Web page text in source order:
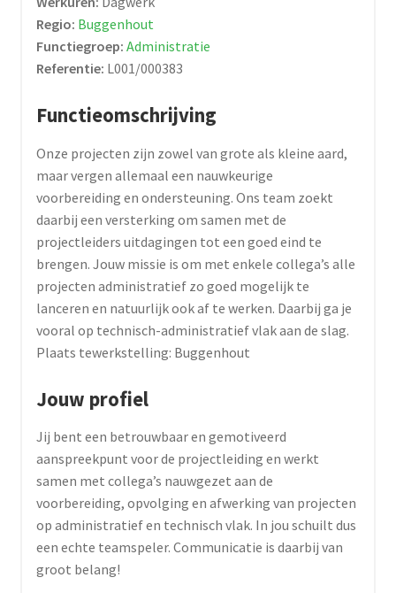
Regio: Buggenhout
Functiegroep: Administratie
Referentie: L001/000383
Functieomschrijving
Onze projecten zijn zowel van grote als kleine aard,
maar vergen allemaal een nauwkeurige
voorbereiding en ondersteuning. Ons team zoekt
daarbij een versterking om samen met de
projectleiders uitdagingen tot een goed eind te
brengen. Jouw missie is om met enkele collega’s alle
projecten administratief zo goed mogelijk te
lanceren en natuurlijk ook af te werken. Daarbij ga je
vooral op technisch-administratief vlak aan de slag.
Plaats tewerkstelling: Buggenhout
Jouw profiel
Jij bent een betrouwbaar en gemotiveerd
aanspreekpunt voor de projectleiding en werkt
samen met collega’s nauwgezet aan de
voorbereiding, opvolging en afwerking van projecten
op administratief en technisch vlak. In jou schuilt dus
een echte teamspeler. Communicatie is daarbij van
groot belang!